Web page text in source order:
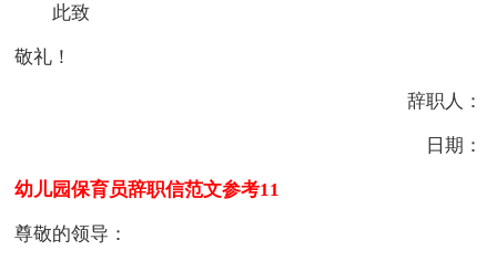
此致
敬礼！
辞职人：
日期：
幼儿园保育员辞职信范文参考11
尊敬的领导：